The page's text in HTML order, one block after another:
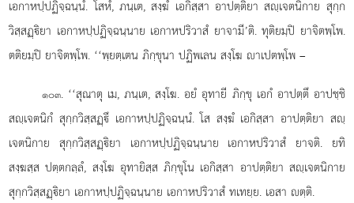
เอกาหปฺปฏิจฺฉนฺนํ. โสหํ, ภนฺเต, สงฺฆํ เอกิสฺสา อาปตฺติยา สฺเจตนิกาย สุกฺก
วิสฺสฏฺิยา เอกาหปฺปฏิจฺฉนฺนาย เอกาหปริวาสํ ยาจามี’ติ. ทุติยมฺปิ ยาจิตพฺโพ.
ตติยมฺปิ ยาจิตพฺโพ. ‘‘พฺยตฺเตนภิกฺขุนา ปฏิพเลน สงฺโฆ าเปตพฺโพ –
๑๐๓. ‘‘สุณาตุ เม, ภนฺเต, สงฺโฆ. อยํ อุทายี ภิกฺขุ เอกํ อาปตฺตึ อาปชฺชิ
สฺเจตนิกํ สุกฺกวิสฺสฏฺึ เอกาหปฺปฏิจฺฉนฺนํ. โส สงฺฆํ เอกิสฺสา อาปตฺติยา สฺ
เจตนิกาย สุกฺกวิสฺสฏฺิยา เอกาหปฺปฏิจฺฉนฺนาย เอกาหปริวาสํ ยาจติ. ยทิ
สงฺฆสฺส ปตฺตกลฺลํ, สงฺโฆ อุทายิสฺส ภิกฺขุโน เอกิสฺสา อาปตฺติยา สฺเจตนิกาย
สุกฺกวิสฺสฏฺิยา เอกาหปฺปฏิจฺฉนฺนาย เอกาหปริวาสํ ทเทยฺย. เอสา ตฺติ.